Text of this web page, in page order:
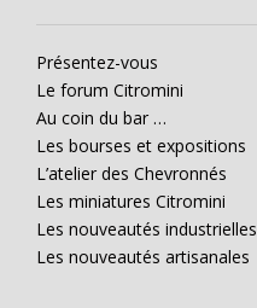
Présentez-vous
Le forum Citromini
Au coin du bar …
Les bourses et expositions
L’atelier des Chevronnés
Les miniatures Citromini
Les nouveautés industrielles
Les nouveautés artisanales